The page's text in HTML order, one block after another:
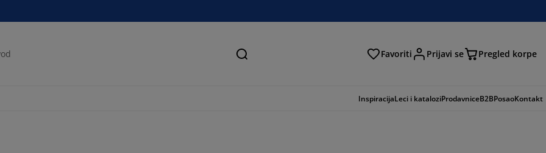
Pretraga Favoriti Prijavi se Pregled korpe
InspiracijaLeci i kataloziProdavniceB2BPosaoKontakt